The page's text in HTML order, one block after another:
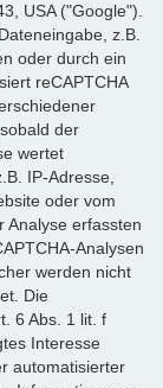
USA ("Google").
z.B.
oder durch ein
reCAPTCHA
der
wertet
IP-Adresse,
oder vom
Analyse erfassten
Analysen
werden nicht
Die
6 Abs. 1 lit. f
Interesse
automatisierter